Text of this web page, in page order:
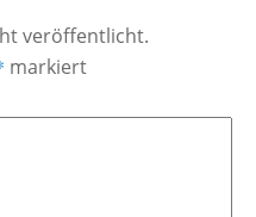
veröffentlicht.
markiert